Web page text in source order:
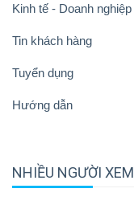
Kinh tế - Doanh nghiệp
Tin khách hàng
Tuyển dụng
Hướng dẫn
NHIỀU NGƯỜI XEM